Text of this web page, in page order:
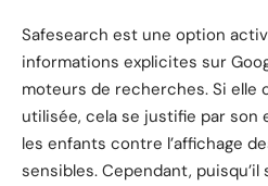
Safesearch est une option
informations explicites sur
moteurs de recherches. Si elle
utilisée, cela se justifie par
les enfants contre l’affichage
sensibles. Cependant, puisqu’il